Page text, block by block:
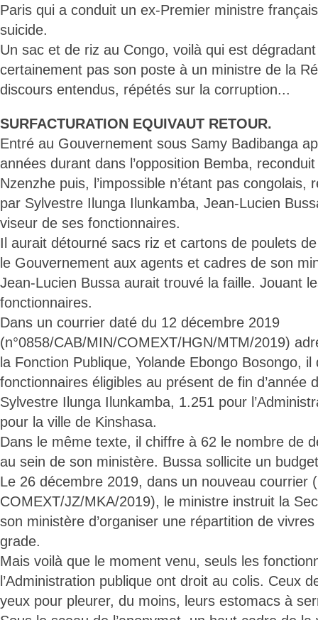
Paris qui a conduit un ex-Premier ministre
suicide.
Un sac et de riz au Congo, voilà qui est
certainement pas son poste à un ministre de la
discours entendus, répétés sur la corruption...
SURFACTURATION EQUIVAUT RETOUR.
Entré au Gouvernement sous Samy Badibanga
années durant dans l’opposition Bemba,
Nzenzhe puis, l’impossible n’étant pas congolais,
par Sylvestre Ilunga Ilunkamba, Jean-Lucien
viseur de ses fonctionnaires.
Il aurait détourné sacs riz et cartons de poulets
le Gouvernement aux agents et cadres de son
Jean-Lucien Bussa aurait trouvé la faille. Jouant
fonctionnaires.
Dans un courrier daté du 12 décembre 2019
(n°0858/CAB/MIN/COMEXT/HGN/MTM/2019)
la Fonction Publique, Yolande Ebongo Bosongo,
fonctionnaires éligibles au présent de fin d’année
Sylvestre Ilunga Ilunkamba, 1.251 pour
pour la ville de Kinshasa.
Dans le même texte, il chiffre à 62 le nombre de
au sein de son ministère. Bussa sollicite un
Le 26 décembre 2019, dans un nouveau courrier
COMEXT/JZ/MKA/2019), le ministre instruit la
son ministère d’organiser une répartition de
grade.
Mais voilà que le moment venu, seuls les
l’Administration publique ont droit au colis. Ceux
yeux pour pleurer, du moins, leurs estomacs à